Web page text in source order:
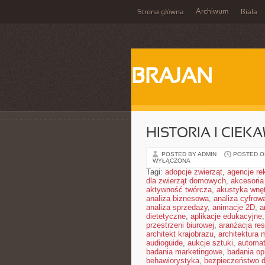
Strona główna Archiwum Biała
BRAJAN
HISTORIA I
POSTED BY ADMIN POSTED
WYŁĄCZONA
Tagi: adopcje zwierząt, agencje
dla zwierząt domowych,
aktywność twórcza, akustyka
analiza biznesowa, analiza
analiza sprzedaży, animacje 2D,
dietetyczne, aplikacje edukacyjne,
przestrzeni biurowej, aranżacja
architekt krajobrazu, architektura
audioguide, aukcje sztuki,
badania marketingowe, badania
behawiorystyka, bezpieczeństwo